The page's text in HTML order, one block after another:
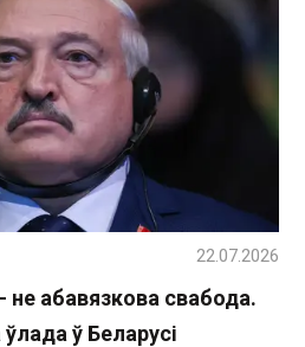
не абавязкова свабода.
ў Беларусі
22.07.2026